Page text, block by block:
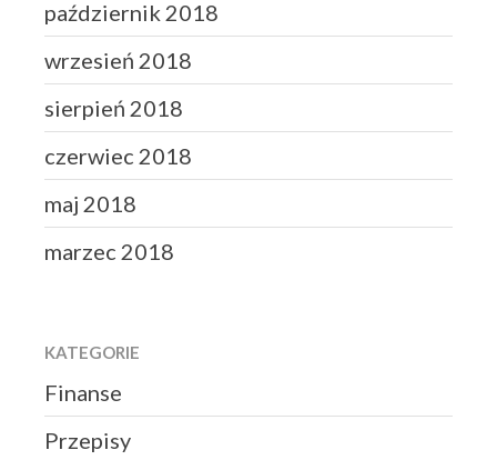
październik 2018
wrzesień 2018
sierpień 2018
czerwiec 2018
maj 2018
marzec 2018
KATEGORIE
Finanse
Przepisy